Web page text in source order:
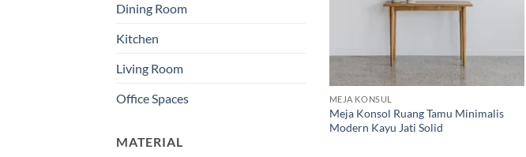
Dining Room
Kitchen
Living Room
Office Spaces
MATERIAL
MEJA KONSUL
Meja Konsol Ruang Tamu Minimalis
Modern Kayu Jati Solid